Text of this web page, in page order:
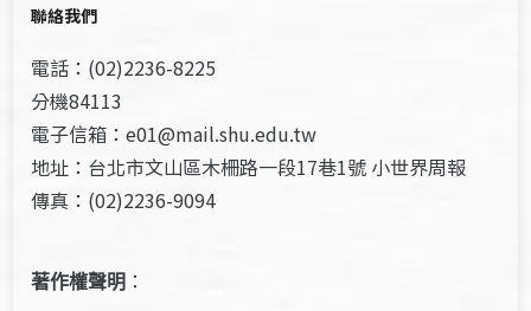
聯絡我們
電話：(02)2236-8225
分機84113
電子信箱：e01@mail.shu.edu.tw
地址：台北市文山區木柵路一段17巷1號 小世界周報
傳真：(02)2236-9094
著作權聲明 ：